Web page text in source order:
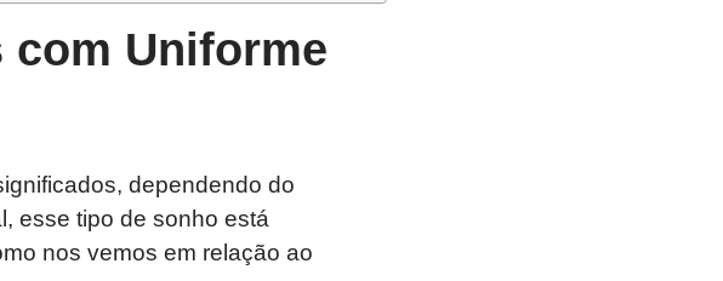
com Uniforme
dependendo do
esse tipo de sonho está
nos vemos em relação ao